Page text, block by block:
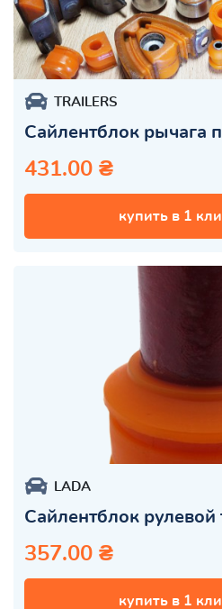
TRAILERS
Сайлентблок рычага
431.00 ₴
купить в 1
LADA
Сайлентблок рулевой
357.00 ₴
купить в 1